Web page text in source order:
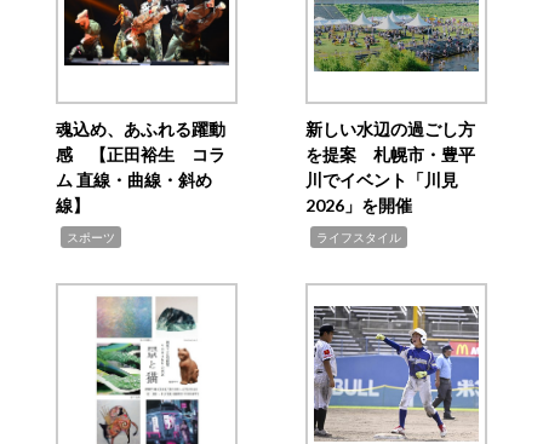
魂込め、あふれる躍動
感 【正田裕生 コラ
ム 直線・曲線・斜め
線】
スポーツ
新しい水辺の過ごし方
を提案 札幌市・豊平
川でイベント「川見
2026」を開催
ライフスタイル